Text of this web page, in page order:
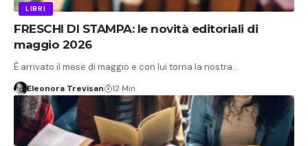
LIBRI
FRESCHI DI STAMPA: le novità editoriali di
maggio 2026
È arrivato il mese di maggio e con lui torna la nostra…
Eleonora Trevisan 12 Min